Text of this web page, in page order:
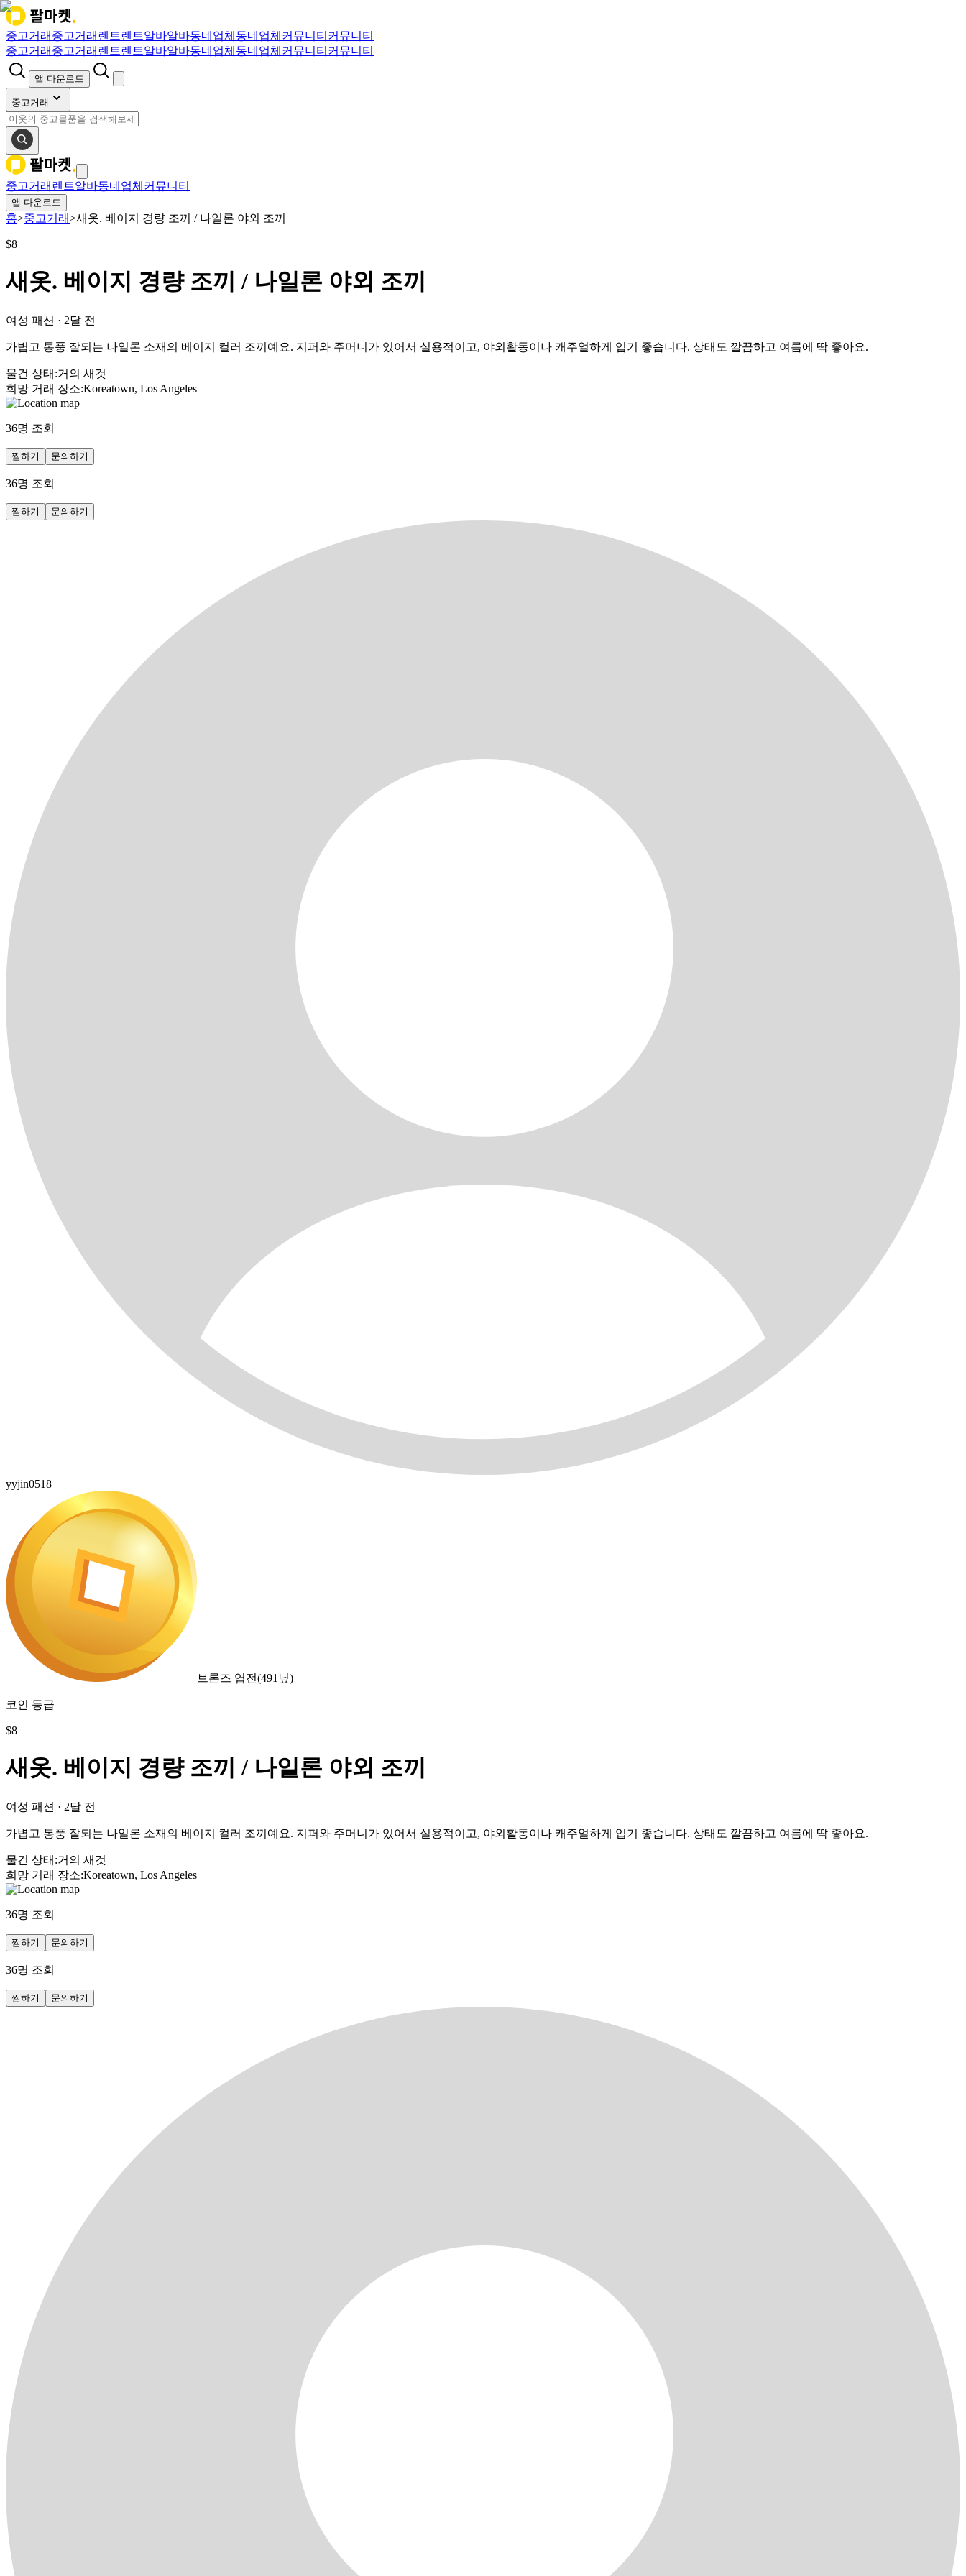
중고거래 중고거래 렌트렌트알바알바동네업체 동네업체 커뮤니티 커뮤니티
중고거래 중고거래 렌트렌트알바알바동네업체 동네업체 커뮤니티 커뮤니티
앱 다운로드
중고거래
중고거래 렌트알바동네업체 커뮤니티
앱 다운로드
홈>중고거래>새옷. 베이지 경량 조끼 / 나일론 야외 조끼
$8
새옷. 베이지 경량 조끼 / 나일론 야외 조끼
여성 패션 · 2달 전
가볍고 통풍 잘되는 나일론 소재의 베이지 컬러 조끼예요. 지퍼와 주머니가 있어서 실용적이고, 야외활동이나 캐주얼하게 입기 좋습니다. 상태도 깔끔하고 여름에 딱 좋아요.
물건 상태 :거의 새것
희망 거래 장소:Koreatown, Los Angeles
36명 조회
찜하기 문의하기
36명 조회
찜하기 문의하기
yyjin0518
브론즈 엽전(491 닢)
코인 등급
$8
새옷. 베이지 경량 조끼 / 나일론 야외 조끼
여성 패션 · 2달 전
가볍고 통풍 잘되는 나일론 소재의 베이지 컬러 조끼예요. 지퍼와 주머니가 있어서 실용적이고, 야외활동이나 캐주얼하게 입기 좋습니다. 상태도 깔끔하고 여름에 딱 좋아요.
물건 상태 :거의 새것
희망 거래 장소:Koreatown, Los Angeles
36명 조회
찜하기 문의하기
36명 조회
찜하기 문의하기